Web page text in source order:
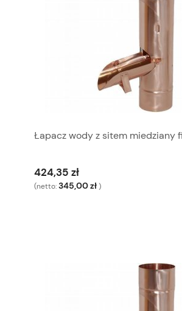
Łapacz wody z sitem miedziany
424,35 zł
(netto:345,00 zł )